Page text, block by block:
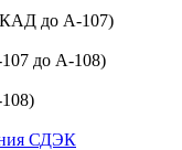
до А-107)
до А-108)
СДЭК